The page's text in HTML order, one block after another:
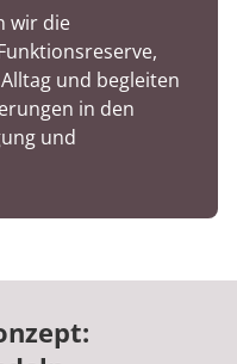
wir die
und begleiten
in den
und